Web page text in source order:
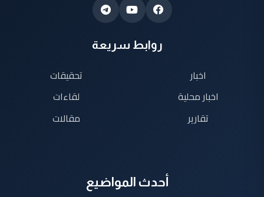
روابط سريعة
اخبار
اخبار محلية
تقارير
تحقيقات
لقاءات
مقالات
أحدث المواضيع